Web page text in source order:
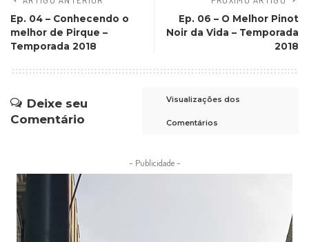
Ep. 04 – Conhecendo o
melhor de Pirque –
Temporada 2018
Ep. 06 – O Melhor Pinot
Noir da Vida – Temporada
2018
Deixe seu
Comentário
Visualizações dos
Comentários
– Publicidade –